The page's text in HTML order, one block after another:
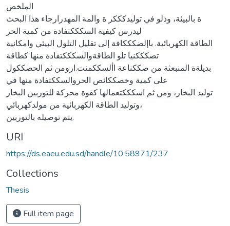
الملخص
ة بالبيئة، وذلو في توليدكككر ة والمة المهدرارجاء هذا البحث
ليدرس كيفية السكككتفادة من كمية الحر
الطاقة الكهربائية. باإلضكككافة إلى تقليل التلول البيئي وامكانية
تصكككنيا تلو الطاقةوالسكككتفادة منها كطاقة
بديلةة المنبعثة من صككناعة األسككمنت.ارومن ثم الحصككول
على كمية وخصككائص الحروالسككتفادة منها في
توليد البخار، ومن ثم اسكككتعمالها كقوة محركة للتوربين البخار
،وتوليد الطاقة الكهربائية من مولدكهربائي
يتم توصيله بالتوربين.
URI
https://ds.eaeu.edu.sd/handle/10.58971/237
Collections
Thesis
Full item page